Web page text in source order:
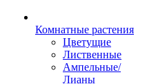
Комнатные растения
Цветущие
Лиственные
Ампельные/
Лианы